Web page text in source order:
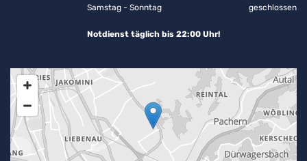
Samstag - Sonntag
geschlossen
Notdienst täglich bis 22:00 Uhr!